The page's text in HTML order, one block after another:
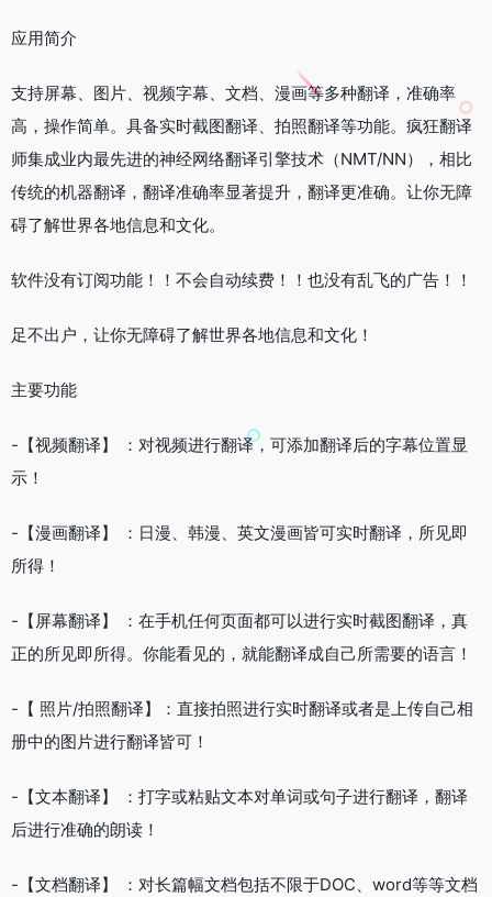
应用简介
支持屏幕、图片、视频字幕、文档、漫画等多种翻译，准确率
高，操作简单。具备实时截图翻译、拍照翻译等功能。疯狂翻译
师集成业内最先进的神经网络翻译引擎技术（NMT/NN），相比
传统的机器翻译，翻译准确率显著提升，翻译更准确。让你无障
碍了解世界各地信息和文化。
软件没有订阅功能！！不会自动续费！！也没有乱飞的广告！！
足不出户，让你无障碍了解世界各地信息和文化！
主要功能
-【视频翻译】 ：对视频进行翻译，可添加翻译后的字幕位置显
示！
-【漫画翻译】 ：日漫、韩漫、英文漫画皆可实时翻译，所见即
所得！
-【屏幕翻译】 ：在手机任何页面都可以进行实时截图翻译，真
正的所见即所得。你能看见的，就能翻译成自己所需要的语言！
-【 照片/拍照翻译】：直接拍照进行实时翻译或者是上传自己相
册中的图片进行翻译皆可！
-【文本翻译】 ：打字或粘贴文本对单词或句子进行翻译，翻译
后进行准确的朗读！
-【文档翻译】 ：对长篇幅文档包括不限于DOC、word等等文档